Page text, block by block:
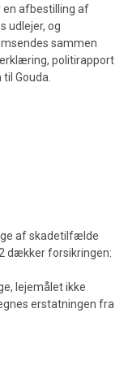
en afbestilling af
udlejer, og
sammen
politirapport
Gouda.
af skadetilfælde
dækker forsikringen:
lejemålet ikke
erstatningen fra